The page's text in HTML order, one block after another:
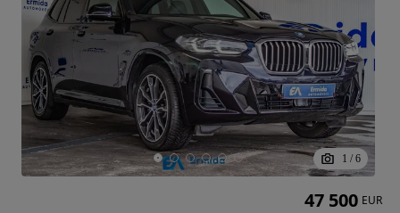
1 / 6
47 500 EUR